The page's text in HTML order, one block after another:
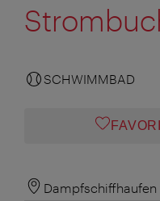
SCHWIMMBAD
Dampfschiffhaufen